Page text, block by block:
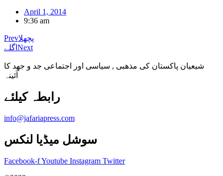
April 1, 2014
9:36 am
Prevپچھلا
اگلے Next
شیعیان پاکستان کی مذهبی , سیاسی اور اجتماعی جد و جهد کا
آئینہ
info@jafariapress.com​
سوشل میڈیا لنکس
Facebook-fYoutube Instagram Twitter